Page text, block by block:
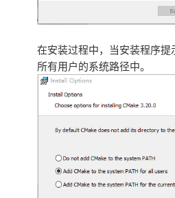
在安装过程中，当安装程序
所有用户的系统路径中。